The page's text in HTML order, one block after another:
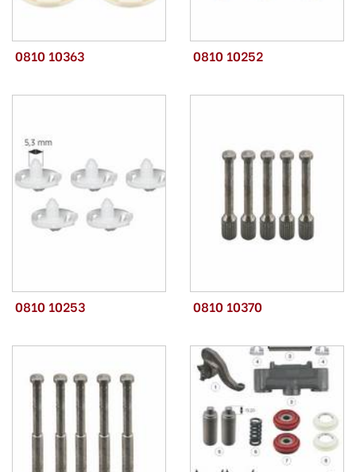
0810 10363 0810 10252
0810 10253 0810 10370